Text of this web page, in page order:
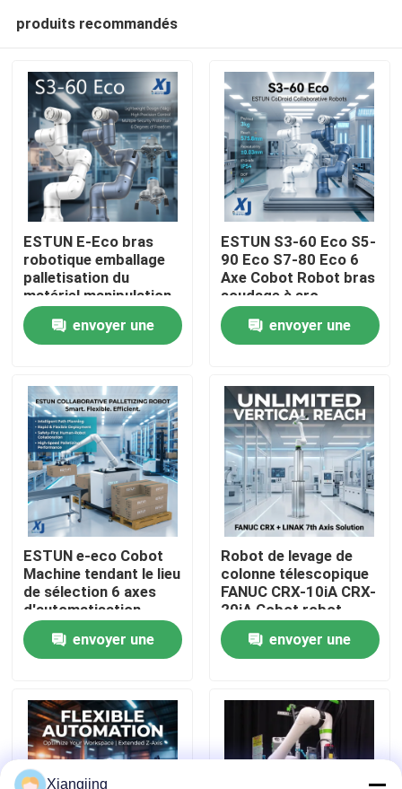
Produits
Vidéos
produits recommandés
ESTUN E-Eco bras
robotique emballage
palletisation du
matériel manipulation
robot collaboratif
avec OnRobot Grriper
envoyer une
ESTUN S3-60 Eco S5-
90 Eco S7-80 Eco 6
Axe Cobot Robot bras
soudage à arc
collaboratif robot
CNGBS positionneur
de soudage
envoyer une
ESTUN e-eco Cobot
Machine tendant le lieu
de sélection 6 axes
d'automatisation
industrielle robot
collaboratif de
manutention de
envoyer une
Robot de levage de
colonne télescopique
FANUC CRX-10iA CRX-
20iA Cobot robot
collaboratif de
manutention de
palettes
envoyer une
Xiangjing